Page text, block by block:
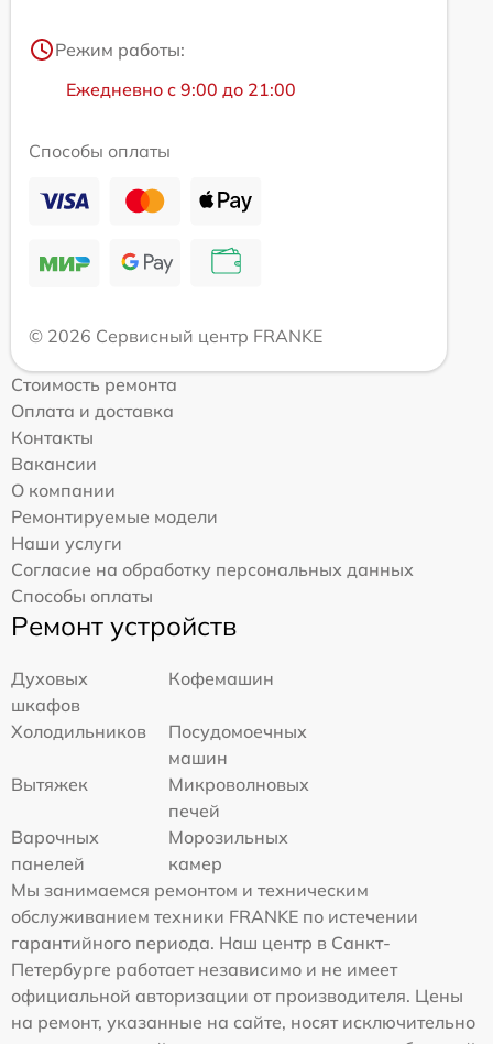
Режим работы:
Ежедневно с 9:00 до 21:00
Способы оплаты
© 2026 Сервисный центр FRANKE
Стоимость ремонта
Оплата и доставка
Контакты
Вакансии
О компании
Ремонтируемые модели
Наши услуги
Согласие на обработку персональных данных
Способы оплаты
Ремонт устройств
Духовых
шкафов
Кофемашин
Холодильников
Посудомоечных
машин
Вытяжек
Микроволновых
печей
Варочных
панелей
Морозильных
камер
Мы занимаемся ремонтом и техническим
обслуживанием техники FRANKE по истечении
гарантийного периода. Наш центр в Санкт-
Петербурге работает независимо и не имеет
официальной авторизации от производителя. Цены
на ремонт, указанные на сайте, носят исключительно